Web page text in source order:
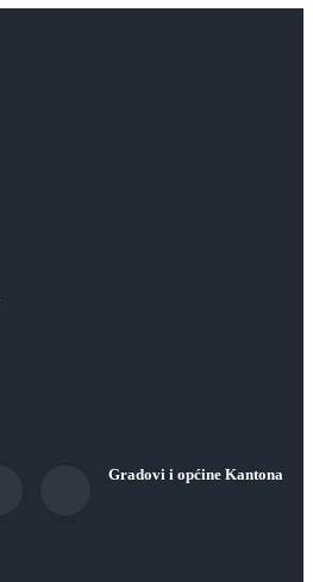
Gradovi i općine Kantona